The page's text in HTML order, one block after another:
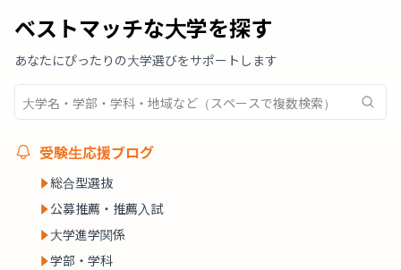
ベストマッチな大学を探す
あなたにぴったりの大学選びをサポートします
受験生応援ブログ
総合型選抜
公募推薦・推薦入試
大学進学関係
学部・学科